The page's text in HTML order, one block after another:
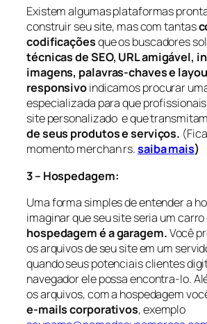
Existem algumas plataformas
construir seu site, mas com tantas
codificaçõesque os buscadores
técnicas de SEO, URL amigável,
imagens, palavras-chaves e
responsivoindicamos procurar
especializada para que
site personalizado e que
de seus produtos e serviços.
momento merchan rs.saiba mais)
3 – Hospedagem:
Uma forma simples de entender a
imaginar que seu site seria um
hospedagem é a garagem.Você
os arquivos de seu site em um
quando seus potenciais clientes
navegador ele possa encontra-lo.
os arquivos, com a hospedagem
e-mails corporativos, exemplo